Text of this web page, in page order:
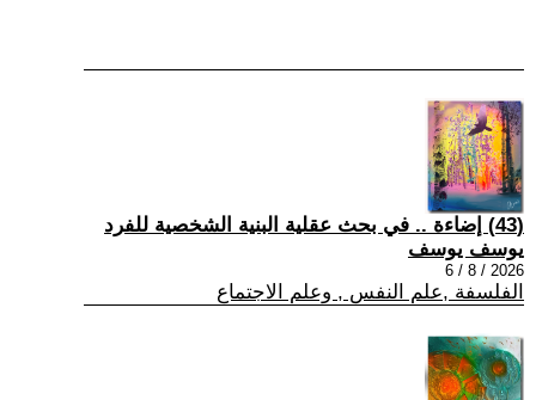
(43) إضاءة .. في بحث عقلية البنية الشخصية للفرد
يوسف يوسف
2026 / 8 / 6
الفلسفة ,علم النفس , وعلم الاجتماع